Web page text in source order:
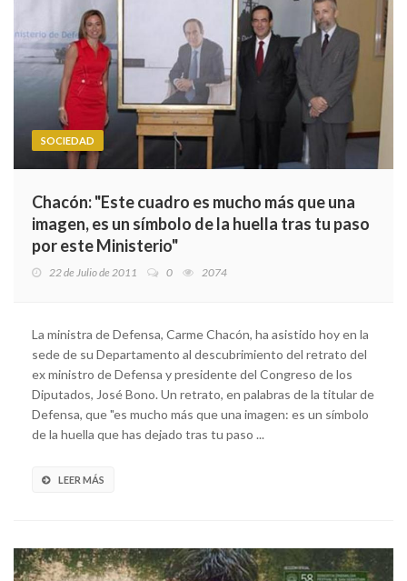
SOCIEDAD
Chacón: "Este cuadro es mucho más que una
imagen, es un símbolo de la huella tras tu paso
por este Ministerio"
22 de Julio de 2011 0 2074
La ministra de Defensa, Carme Chacón, ha asistido hoy en la
sede de su Departamento al descubrimiento del retrato del
ex ministro de Defensa y presidente del Congreso de los
Diputados, José Bono. Un retrato, en palabras de la titular de
Defensa, que "es mucho más que una imagen: es un símbolo
de la huella que has dejado tras tu paso ...
LEER MÁS